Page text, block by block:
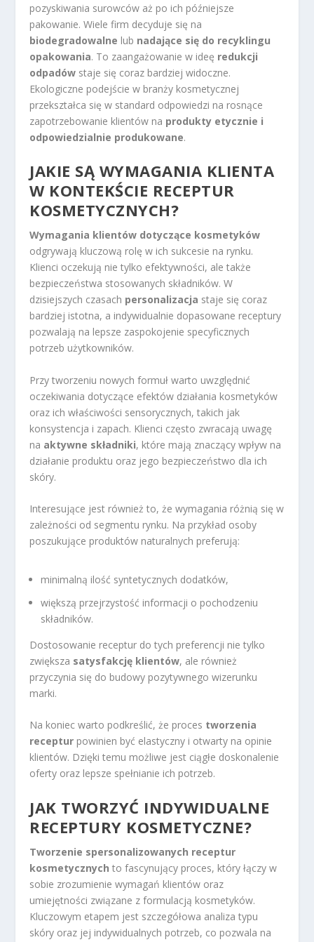
pozyskiwania surowców aż po ich późniejsze
pakowanie. Wiele firm decyduje się na
biodegradowalne lub nadające się do recyklingu
opakowania. To zaangażowanie w ideę redukcji
odpadów staje się coraz bardziej widoczne.
Ekologiczne podejście w branży kosmetycznej
przekształca się w standard odpowiedzi na rosnące
zapotrzebowanie klientów na produkty etycznie i
odpowiedzialnie produkowane.
JAKIE SĄ WYMAGANIA KLIENTA
W KONTEKŚCIE RECEPTUR
KOSMETYCZNYCH?
Wymagania klientów dotyczące kosmetyków
odgrywają kluczową rolę w ich sukcesie na rynku.
Klienci oczekują nie tylko efektywności, ale także
bezpieczeństwa stosowanych składników. W
dzisiejszych czasach personalizacja staje się coraz
bardziej istotna, a indywidualnie dopasowane receptury
pozwalają na lepsze zaspokojenie specyficznych
potrzeb użytkowników.
Przy tworzeniu nowych formuł warto uwzględnić
oczekiwania dotyczące efektów działania kosmetyków
oraz ich właściwości sensorycznych, takich jak
konsystencja i zapach. Klienci często zwracają uwagę
na aktywne składniki, które mają znaczący wpływ na
działanie produktu oraz jego bezpieczeństwo dla ich
skóry.
Interesujące jest również to, że wymagania różnią się w
zależności od segmentu rynku. Na przykład osoby
poszukujące produktów naturalnych preferują:
minimalną ilość syntetycznych dodatków,
większą przejrzystość informacji o pochodzeniu
składników.
Dostosowanie receptur do tych preferencji nie tylko
zwiększa satysfakcję klientów, ale również
przyczynia się do budowy pozytywnego wizerunku
marki.
Na koniec warto podkreślić, że proces tworzenia
receptur powinien być elastyczny i otwarty na opinie
klientów. Dzięki temu możliwe jest ciągłe doskonalenie
oferty oraz lepsze spełnianie ich potrzeb.
JAK TWORZYĆ INDYWIDUALNE
RECEPTURY KOSMETYCZNE?
Tworzenie spersonalizowanych receptur
kosmetycznych to fascynujący proces, który łączy w
sobie zrozumienie wymagań klientów oraz
umiejętności związane z formulacją kosmetyków.
Kluczowym etapem jest szczegółowa analiza typu
skóry oraz jej indywidualnych potrzeb, co pozwala na